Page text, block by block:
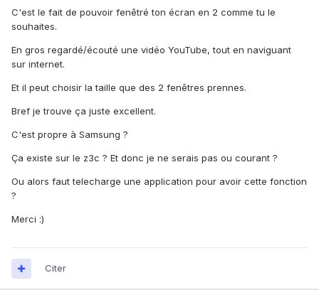
C'est le fait de pouvoir fenêtré ton écran en 2 comme tu le
souhaites.
En gros regardé/écouté une vidéo YouTube, tout en naviguant
sur internet.
Et il peut choisir la taille que des 2 fenêtres prennes.
Bref je trouve ça juste excellent.
C'est propre à Samsung ?
Ça existe sur le z3c ? Et donc je ne serais pas ou courant ?
Ou alors faut telecharge une application pour avoir cette fonction
?
Merci :)
Citer